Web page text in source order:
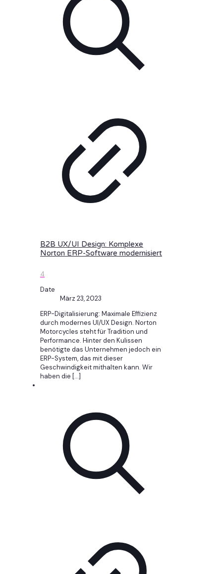
B2B UX/UI Design: Komplexe
Norton ERP-Software modernisiert
4
Date
März 23, 2023
ERP-Digitalisierung: Maximale Effizienz
durch modernes UI/UX Design. Norton
Motorcycles steht für Tradition und
Performance. Hinter den Kulissen
benötigte das Unternehmen jedoch ein
ERP-System, das mit dieser
Geschwindigkeit mithalten kann. Wir
haben die […]